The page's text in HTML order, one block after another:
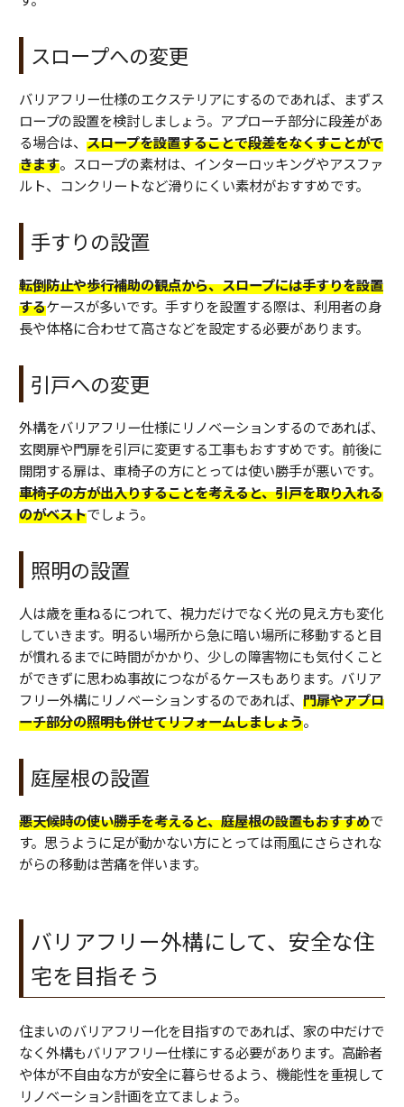
スロープへの変更
バリアフリー仕様のエクステリアにするのであれば、まずス
ロープの設置を検討しましょう。アプローチ部分に段差があ
る場合は、 スロープを設置することで段差をなくすことがで
きます。スロープの素材は、インターロッキングやアスファ
ルト、コンクリートなど滑りにくい素材がおすすめです。
手すりの設置
転倒防止や歩行補助の観点から、スロープには手すりを設置
するケースが多いです。手すりを設置する際は、利用者の身
長や体格に合わせて高さなどを設定する必要があります。
引戸への変更
外構をバリアフリー仕様にリノベーションするのであれば、
玄関扉や門扉を引戸に変更する工事もおすすめです。前後に
開閉する扉は、車椅子の方にとっては使い勝手が悪いです。
車椅子の方が出入りすることを考えると、引戸を取り入れる
のがベストでしょう。
照明の設置
人は歳を重ねるにつれて、視力だけでなく光の見え方も変化
していきます。明るい場所から急に暗い場所に移動すると目
が慣れるまでに時間がかかり、少しの障害物にも気付くこと
ができずに思わぬ事故につながるケースもあります。バリア
フリー外構にリノベーションするのであれば、 門扉やアプロ
ーチ部分の照明も併せてリフォームしましょう。
庭屋根の設置
悪天候時の使い勝手を考えると、庭屋根の設置もおすすめで
す。思うように足が動かない方にとっては雨風にさらされな
がらの移動は苦痛を伴います。
バリアフリー外構にして、安全な住
宅を目指そう
住まいのバリアフリー化を目指すのであれば、家の中だけで
なく外構もバリアフリー仕様にする必要があります。高齢者
や体が不自由な方が安全に暮らせるよう、機能性を重視して
リノベーション計画を立てましょう。